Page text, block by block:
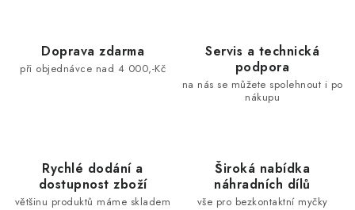
Doprava zdarma
při objednávce nad 4 000,-Kč
Servis a technická
podpora
na nás se můžete spolehnout i po
nákupu
Rychlé dodání a
dostupnost zboží
většinu produktů máme skladem
Široká nabídka
náhradních dílů
vše pro bezkontaktní myčky